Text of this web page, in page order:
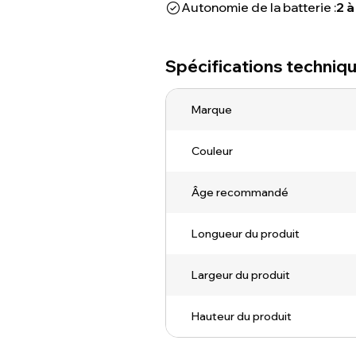
Autonomie de la batterie :2
Spécifications
Marque
Couleur
Âge recommandé
Longueur du produit
Largeur du produit
Hauteur du produit